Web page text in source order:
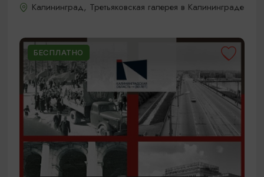
Калининград, Третьяковская галерея в Калининграде
БЕСПЛАТНО